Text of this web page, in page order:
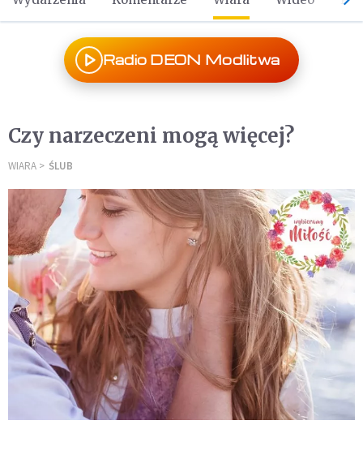
Radio DEON Modlitwa
Czy narzeczeni mogą więcej?
WIARA ŚLUB